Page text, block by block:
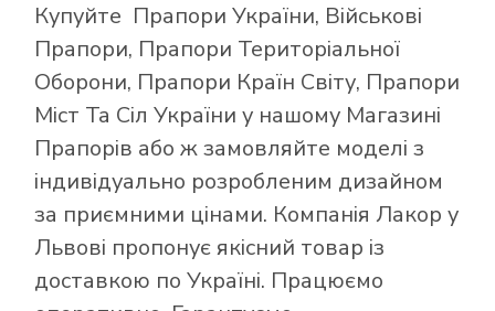
Купуйте Прапори України, Військові
Прапори, Прапори Територіальної
Оборони, Прапори Країн Світу, Прапори
Міст Та Сіл України у нашому Магазині
Прапорів або ж замовляйте моделі з
індивідуально розробленим дизайном
за приємними цінами. Компанія Лакор у
Львові пропонує якісний товар із
доставкою по Україні. Працюємо